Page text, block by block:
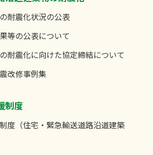
耐震化状況の公表
等の公表について
耐震化に向けた協定締結について
改修事例集
制度
度（住宅・緊急輸送道路沿道建築